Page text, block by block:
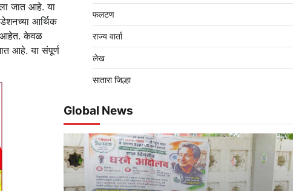
जात आहे. या
आर्थिक
आहेत. केवळ
आहे. या संपूर्ण
फलटण
राज्य वार्ता
लेख
सातारा जिल्हा
Global News